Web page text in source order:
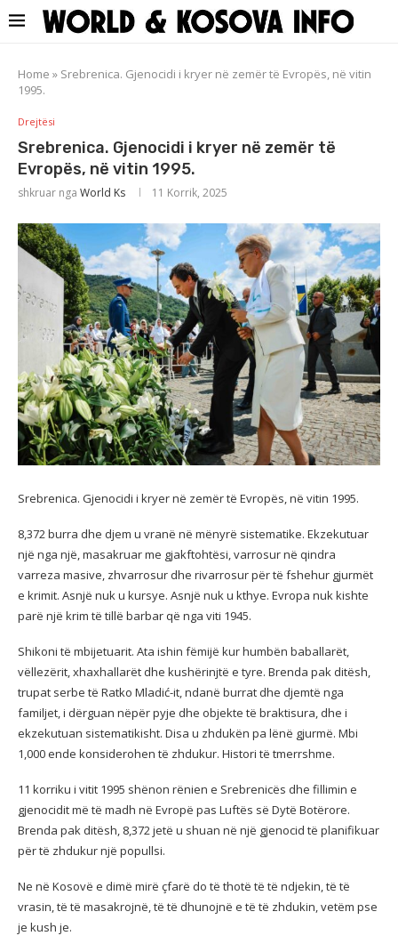
Home » Srebrenica. Gjenocidi i kryer në zemër të Evropës, në vitin
1995.
Drejtësi
Srebrenica. Gjenocidi i kryer në zemër të
Evropës, në vitin 1995.
shkruar nga World Ks 11 Korrik, 2025
Srebrenica. Gjenocidi i kryer në zemër të Evropës, në vitin 1995.
8,372 burra dhe djem u vranë në mënyrë sistematike. Ekzekutuar
një nga një, masakruar me gjakftohtësi, varrosur në qindra
varreza masive, zhvarrosur dhe rivarrosur për të fshehur gjurmët
e krimit. Asnjë nuk u kursye. Asnjë nuk u kthye. Evropa nuk kishte
parë një krim të tillë barbar që nga viti 1945.
Shikoni të mbijetuarit. Ata ishin fëmijë kur humbën baballarët,
vëllezërit, xhaxhallarët dhe kushërinjtë e tyre. Brenda pak ditësh,
trupat serbe të Ratko Mladić-it, ndanë burrat dhe djemtë nga
familjet, i dërguan nëpër pyje dhe objekte të braktisura, dhe i
ekzekutuan sistematikisht. Disa u zhdukën pa lënë gjurmë. Mbi
1,000 ende konsiderohen të zhdukur. Histori të tmerrshme.
11 korriku i vitit 1995 shënon rënien e Srebrenicës dhe fillimin e
gjenocidit më të madh në Evropë pas Luftës së Dytë Botërore.
Brenda pak ditësh, 8,372 jetë u shuan në një gjenocid të planifikuar
për të zhdukur një popullsi.
Ne në Kosovë e dimë mirë çfarë do të thotë të të ndjekin, të të
vrasin, të të masakrojnë, të të dhunojnë e të të zhdukin, vetëm pse
je kush je.